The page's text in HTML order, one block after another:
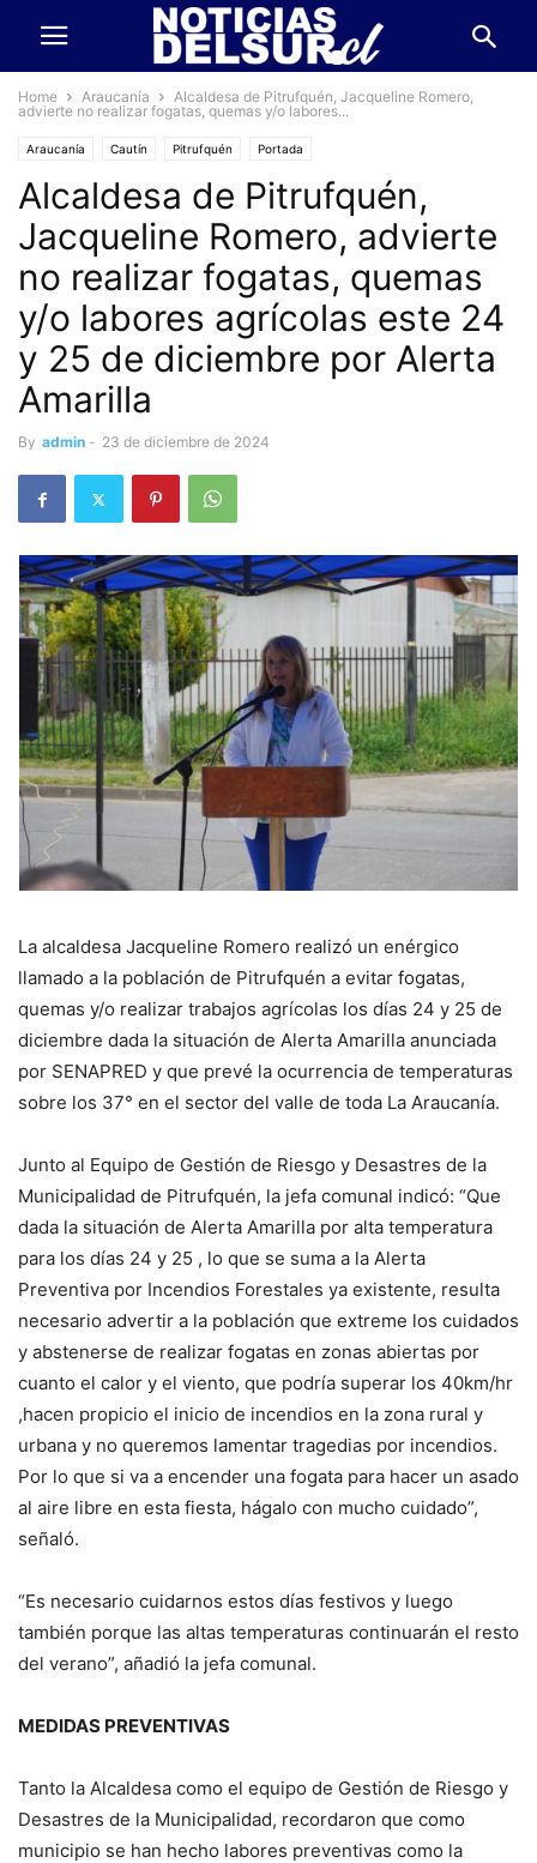
Home Araucanía
Alcaldesa de Pitrufquén, Jacqueline Romero,
advierte no realizar fogatas, quemas y/o labores...
Araucanía Cautín Pitrufquén Portada
Alcaldesa de Pitrufquén,
Jacqueline Romero, advierte
no realizar fogatas, quemas
y/o labores agrícolas este 24
y 25 de diciembre por Alerta
Amarilla
By admin - 23 de diciembre de 2024
La alcaldesa Jacqueline Romero realizó un enérgico
llamado a la población de Pitrufquén a evitar fogatas,
quemas y/o realizar trabajos agrícolas los días 24 y 25 de
diciembre dada la situación de Alerta Amarilla anunciada
por SENAPRED y que prevé la ocurrencia de temperaturas
sobre los 37° en el sector del valle de toda La Araucanía.
Junto al Equipo de Gestión de Riesgo y Desastres de la
Municipalidad de Pitrufquén, la jefa comunal indicó: “Que
dada la situación de Alerta Amarilla por alta temperatura
para los días 24 y 25 , lo que se suma a la Alerta
Preventiva por Incendios Forestales ya existente, resulta
necesario advertir a la población que extreme los cuidados
y abstenerse de realizar fogatas en zonas abiertas por
cuanto el calor y el viento, que podría superar los 40km/hr
,hacen propicio el inicio de incendios en la zona rural y
urbana y no queremos lamentar tragedias por incendios.
Por lo que si va a encender una fogata para hacer un asado
al aire libre en esta fiesta, hágalo con mucho cuidado”,
señaló.
“Es necesario cuidarnos estos días festivos y luego
también porque las altas temperaturas continuarán el resto
del verano”, añadió la jefa comunal.
MEDIDAS PREVENTIVAS
Tanto la Alcaldesa como el equipo de Gestión de Riesgo y
Desastres de la Municipalidad, recordaron que como
municipio se han hecho labores preventivas como la